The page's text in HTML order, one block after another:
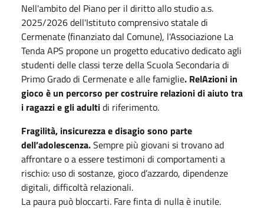
Nell'ambito del Piano per il diritto allo studio a.s.
2025/2026 dell'Istituto comprensivo statale di
Cermenate (finanziato dal Comune), l'Associazione La
Tenda APS propone un progetto educativo dedicato agli
studenti delle classi terze della Scuola Secondaria di
Primo Grado di Cermenate e alle famiglie. RelAzioni in
gioco è un percorso per costruire relazioni di aiuto tra
i ragazzi e gli adultidi riferimento.
Fragilità, insicurezza e disagio sono parte
dell’adolescenza.Sempre più giovani si trovano ad
affrontare o a essere testimoni di comportamenti a
rischio: uso di sostanze, gioco d’azzardo, dipendenze
digitali, difficoltà relazionali.
La paura può bloccarti. Fare finta di nulla è inutile.